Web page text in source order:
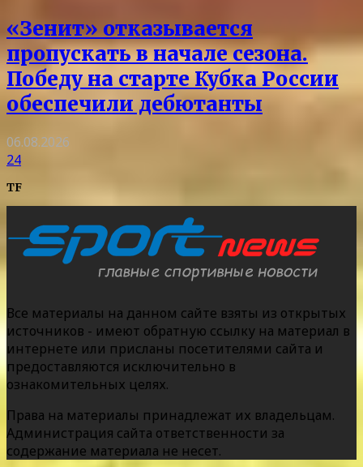
«Зенит» отказывается
пропускать в начале сезона.
Победу на старте Кубка России
обеспечили дебютанты
06.08.2026
24
TF
Все материалы на данном сайте взяты из открытых
источников - имеют обратную ссылку на материал в
интернете или присланы посетителями сайта и
предоставляются исключительно в
ознакомительных целях.
Права на материалы принадлежат их владельцам.
Администрация сайта ответственности за
содержание материала не несет.